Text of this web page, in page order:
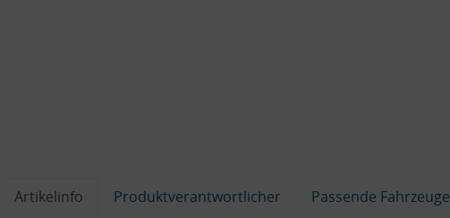
Artikelinfo Produktverantwortlicher Passende Fahrzeuge